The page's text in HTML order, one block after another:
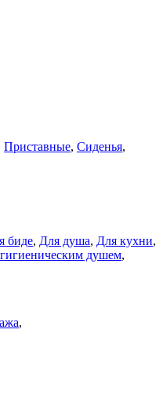
Приставные, Сиденья,
биде, Для душа, Для кухни,
душем,
,